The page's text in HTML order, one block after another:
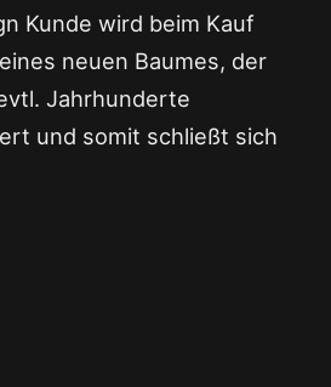
Kunde wird beim Kauf
neuen Baumes, der
Jahrhunderte
und somit schließt sich